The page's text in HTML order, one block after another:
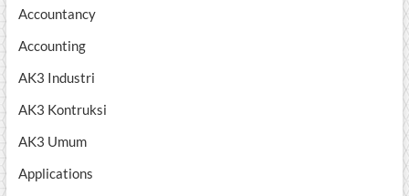
Accountancy
Accounting
AK3 Industri
AK3 Kontruksi
AK3 Umum
Applications